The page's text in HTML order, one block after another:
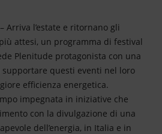
– Arriva l’estate e ritornano gli
attesi, un programma di festival
Plenitude protagonista con una
questi eventi nel loro
efficienza energetica.
impegnata in iniziative che
con la divulgazione di una
dell’energia, in Italia e in